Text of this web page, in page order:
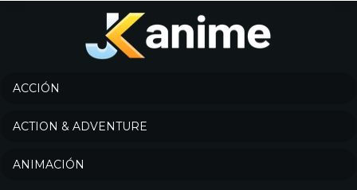
Historico
Josei
Música
ACCIÓN
ACTION & ADVENTURE
ANIMACIÓN